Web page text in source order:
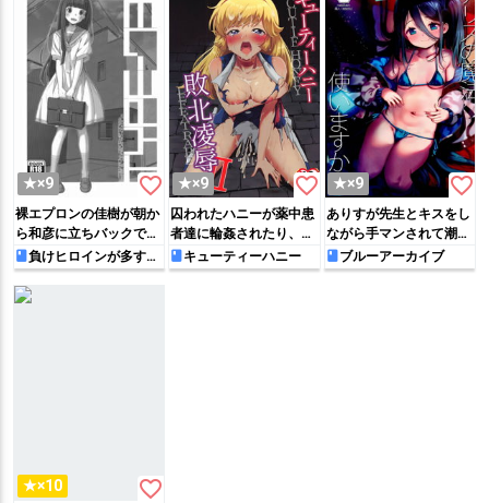
★×9 favorite_border
裸エプロンの佳樹が朝か
ら和彦に立ちバックでパ
コられたり、日焼け跡が
エロい檸檬が野外ハメさ
れたりするマケイン同人
負けヒロインが多すぎ
る！
★×9 favorite_border
囚われたハニーが薬中患
者達に輪姦されたり、分
娩台に拘束されながら媚
薬を打たれてバイブ挿入
キューティーハニー
★×9 favorite_border
ありすが先生とキスをし
ながら手マンされて潮吹
きしたり、ウェディング
ビキニ姿でイチャラブH
ブルーアーカイブ
★×10 favorite_border